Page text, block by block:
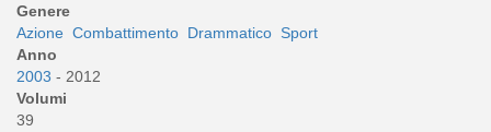
Genere
Azione Combattimento Drammatico Sport
Anno
2003 - 2012
Volumi
39